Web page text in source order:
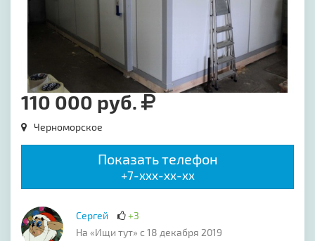
110 000 руб.
Черноморское
Показать телефон
+7-xxx-xx-xx
Сергей
+3
На «Ищи тут» с 18 декабря 2019